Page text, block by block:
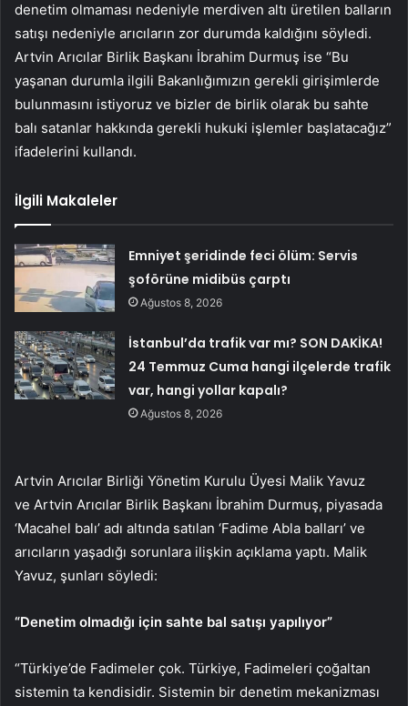
denetim olmaması nedeniyle merdiven altı üretilen balların
satışı nedeniyle arıcıların zor durumda kaldığını söyledi.
Artvin Arıcılar Birlik Başkanı İbrahim Durmuş ise “Bu
yaşanan durumla ilgili Bakanlığımızın gerekli girişimlerde
bulunmasını istiyoruz ve bizler de birlik olarak bu sahte
balı satanlar hakkında gerekli hukuki işlemler başlatacağız”
ifadelerini kullandı.
İlgili Makaleler
Emniyet şeridinde feci ölüm: Servis
şoförüne midibüs çarptı
Ağustos 8, 2026
İstanbul’da trafik var mı? SON DAKİKA!
24 Temmuz Cuma hangi ilçelerde trafik
var, hangi yollar kapalı?
Ağustos 8, 2026
Artvin Arıcılar Birliği Yönetim Kurulu Üyesi Malik Yavuz
ve Artvin Arıcılar Birlik Başkanı İbrahim Durmuş, piyasada
‘Macahel balı’ adı altında satılan ‘Fadime Abla balları’ ve
arıcıların yaşadığı sorunlara ilişkin açıklama yaptı. Malik
Yavuz, şunları söyledi:
“Denetim olmadığı için sahte bal satışı yapılıyor”
“Türkiye’de Fadimeler çok. Türkiye, Fadimeleri çoğaltan
sistemin ta kendisidir. Sistemin bir denetim mekanizması